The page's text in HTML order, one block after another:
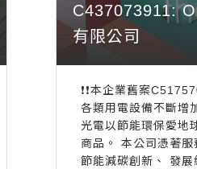
C437073911:
有限公司
❗️❗️本企業舊案
各類用電設備不斷增
光電以節能環保愛地
商品。 本公司憑著服
節能減碳創新、 發